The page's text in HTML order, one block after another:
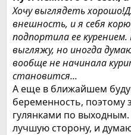
Хочу выглядеть
внешность, и я себя
подпортила ее
выгляжу, но иногда
вообще не начинала
становится...
А еще в ближайшем
беременность, поэтому
гулянками по
лучшую сторону, и